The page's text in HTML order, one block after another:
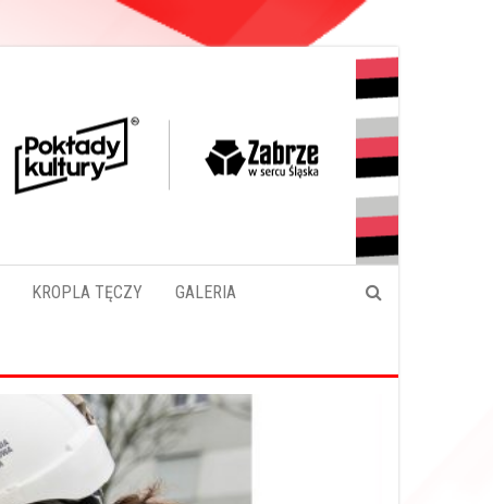
KROPLA TĘCZY GALERIA